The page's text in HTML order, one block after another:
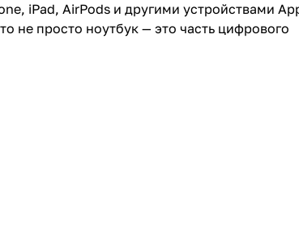
iPad, AirPods и другими устройствами
не просто ноутбук — это часть цифрового